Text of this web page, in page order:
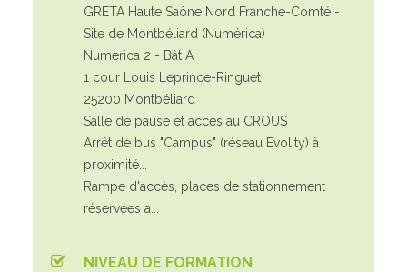
GRETA Haute Saône Nord Franche-Comté -
Site de Montbéliard (Numérica)
Numerica 2 - Bât A
1 cour Louis Leprince-Ringuet
25200 Montbéliard
Salle de pause et accès au CROUS
Arrêt de bus "Campus" (réseau Evolity) à
proximité...
Rampe d'accès, places de stationnement
réservées a...
NIVEAU DE FORMATION